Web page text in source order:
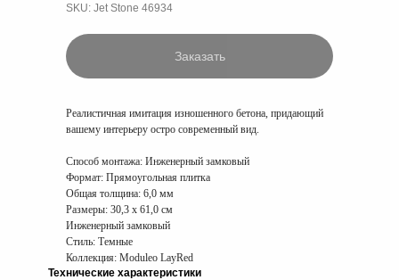
SKU: Jet Stone 46934
Заказать
Реалистичная имитация изношенного бетона, придающий
вашему интерьеру остро современный вид.
Способ монтажа: Инженерный замковый
Формат: Прямоугольная плитка
Общая толщина: 6,0 мм
Размеры: 30,3 x 61,0 см
Инженерный замковый
Стиль: Темные
Коллекция: Moduleo LayRed
Технические характеристики